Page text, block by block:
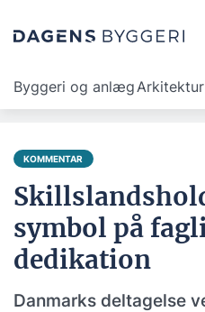
Byggeri og anlægArkitektur
KOMMENTAR
symbol på
dedikation
Danmarks deltagelse